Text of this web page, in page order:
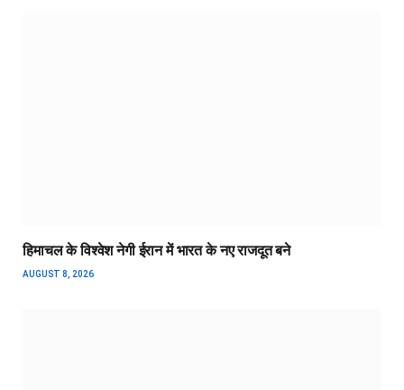
हिमाचल के विश्वेश नेगी ईरान में भारत के नए राजदूत बने
AUGUST 8, 2026